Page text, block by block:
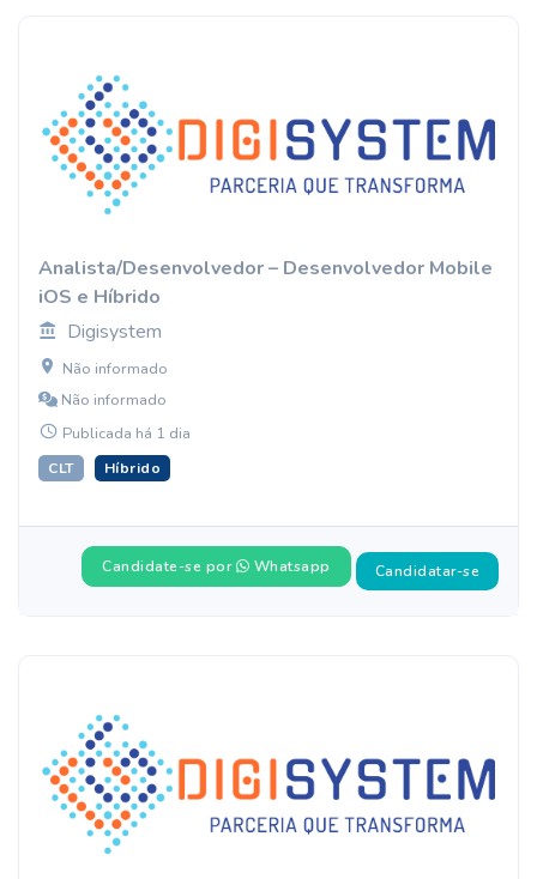
Analista/Desenvolvedor – Desenvolvedor Mobile
iOS e Híbrido
Digisystem
Não informado
Não informado
Publicada há 1 dia
CLT Híbrido
Candidate-se por Whatsapp Candidatar-se